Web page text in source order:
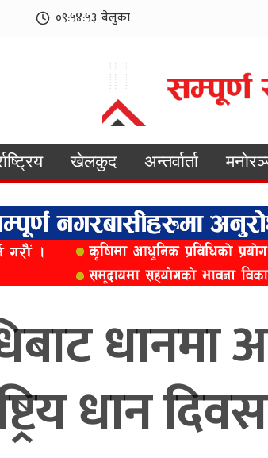
०९:५४:५५ बेलुका
खेलकुद अन्तर्वार्ता
धानमा
धान